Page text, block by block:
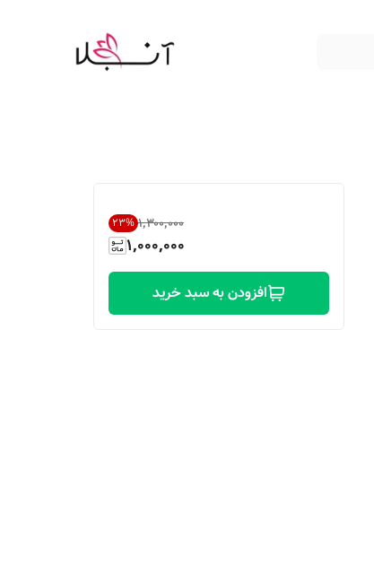
۱٬۳۰۰٬۰۰۰ 23%
1,000,000
افزودن به سبد خرید